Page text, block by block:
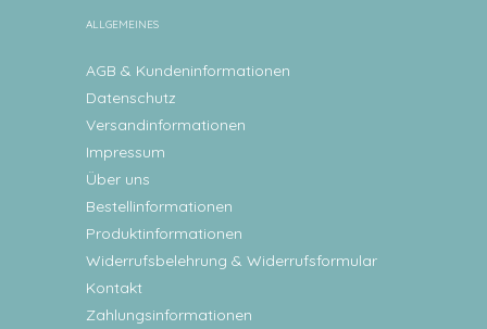
ALLGEMEINES
AGB & Kundeninformationen
Datenschutz
Versandinformationen
Impressum
Über uns
Bestellinformationen
Produktinformationen
Widerrufsbelehrung & Widerrufsformular
Kontakt
Zahlungsinformationen